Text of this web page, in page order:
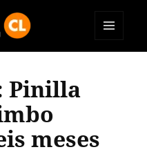
Pinilla
meses